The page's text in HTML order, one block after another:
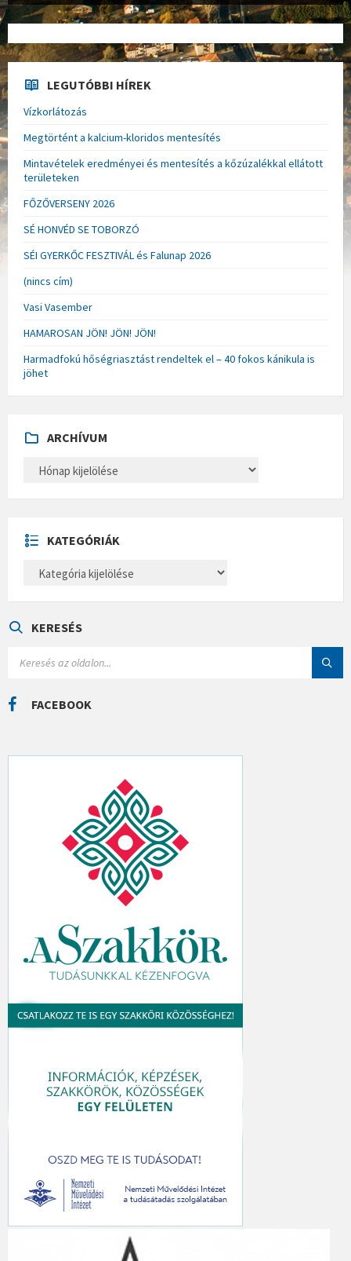
LEGUTÓBBI HÍREK
Vízkorlátozás
Megtörtént a kalcium-kloridos mentesítés
Mintavételek eredményei és mentesítés a kőzúzalékkal ellátott
területeken
FŐZŐVERSENY 2026
SÉ HONVÉD SE TOBORZÓ
SÉI GYERKŐC FESZTIVÁL és Falunap 2026
(nincs cím)
Vasi Vasember
HAMAROSAN JÖN! JÖN! JÖN!
Harmadfokú hőségriasztást rendeltek el – 40 fokos kánikula is
jöhet
ARCHÍVUM
H
U
M
KATEGÓRIÁK
E
Á
KERESÉS
C
H
FACEBOOK